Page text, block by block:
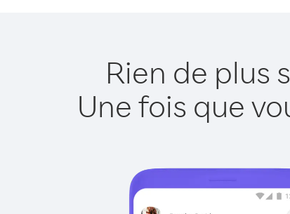
Rien de plus
Une fois que